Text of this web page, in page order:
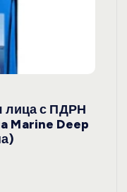
лица с ПДРН
Marine Deep